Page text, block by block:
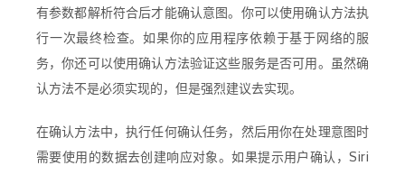
有参数都解析符合后才能确认意图。你可以使用确认方法执
行一次最终检查。如果你的应用程序依赖于基于网络的服
务，你还可以使用确认方法验证这些服务是否可用。虽然确
认方法不是必须实现的，但是强烈建议去实现。
在确认方法中，执行任何确认任务，然后用你在处理意图时
需要使用的数据去创建响应对象。如果提示用户确认，Siri